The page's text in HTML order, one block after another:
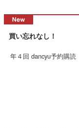
買い忘れなし！
年４回 dancyu予約購読